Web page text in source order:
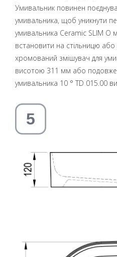
Умивальник повинен
умивальника, щоб уникнути
умивальника Ceramic SLIM O
встановити на стільницю
хромований змішувач для
висотою 311 мм або
умивальника 10 ° TD 015.00